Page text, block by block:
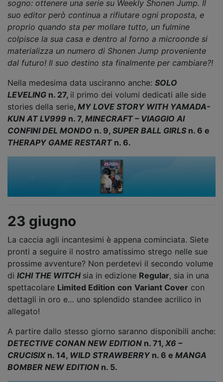
sogno: ottenere una serie su Weekly Shonen Jump. Il
suo editor però continua a rifiutare ogni proposta, e
proprio quando sta per mollare tutto, un fulmine
colpisce la sua casa e dentro al forno a microonde si
materializza un numero di Shonen Jump proveniente
dal futuro! Il suo destino sta finalmente per cambiare?!
Nella medesima data usciranno anche: SOLO
LEVELING n. 27, il primo dei volumi dedicati alle side
stories della serie, MY LOVE STORY WITH YAMADA-
KUN AT LV999 n. 7, MINECRAFT – VIAGGIO AI
CONFINI DEL MONDO n. 9, SUPER BALL GIRLS n. 6 e
THERAPY GAME RESTART n. 6.
23 giugno
La caccia agli incantesimi è appena cominciata. Siete
pronti a seguire il nostro amatissimo strego nelle sue
prossime avventure? Non perdetevi il secondo volume
di ICHI THE WITCH sia in edizione Regular, sia in una
spettacolare Limited Edition con Variant Cover con
dettagli in oro e… uno splendido standee acrilico in
allegato!
A partire dallo stesso giorno saranno disponibili anche:
DETECTIVE CONAN NEW EDITION n. 71, X6 –
CRUCISIXn. 14, WILD STRAWBERRY n. 6 e MANGA
BOMBER NEW EDITION n. 5.